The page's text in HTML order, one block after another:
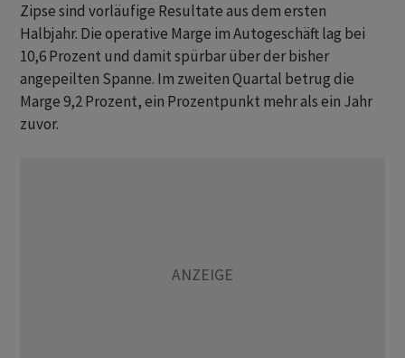
Zipse sind vorläufige Resultate aus dem ersten
Halbjahr. Die operative Marge im Autogeschäft lag bei
10,6 Prozent und damit spürbar über der bisher
angepeilten Spanne. Im zweiten Quartal betrug die
Marge 9,2 Prozent, ein Prozentpunkt mehr als ein Jahr
zuvor.